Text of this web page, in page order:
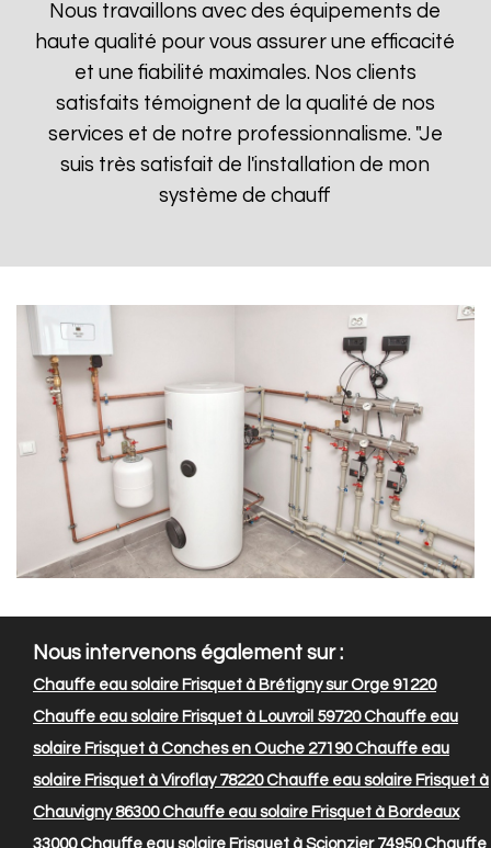
Nous travaillons avec des équipements de
haute qualité pour vous assurer une efficacité
et une fiabilité maximales. Nos clients
satisfaits témoignent de la qualité de nos
services et de notre professionnalisme. "Je
suis très satisfait de l'installation de mon
système de chauff
Nous intervenons également sur :
Chauffe eau solaire Frisquet à Brétigny sur Orge 91220
Chauffe eau solaire Frisquet à Louvroil 59720Chauffe eau
solaire Frisquet à Conches en Ouche 27190Chauffe eau
solaire Frisquet à Viroflay 78220Chauffe eau solaire Frisquet à
Chauvigny 86300Chauffe eau solaire Frisquet à Bordeaux
33000Chauffe eau solaire Frisquet à Scionzier 74950Chauffe